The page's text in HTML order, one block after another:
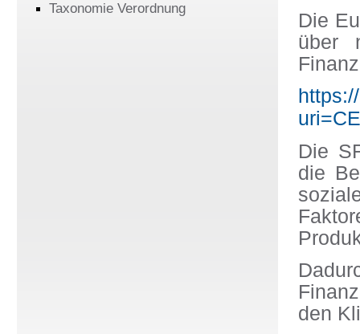
Taxonomie Verordnung
Die
über
Die
die
den